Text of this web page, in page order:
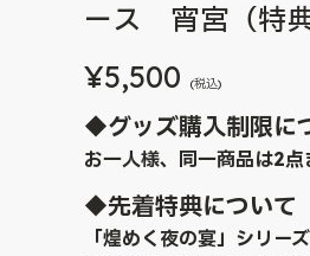
ース 宵宮（特典
¥5,500 (税込)
◆グッズ購入制限に
お一人様、同一商品は2点
◆先着特典について
「煌めく夜の宴」シリー